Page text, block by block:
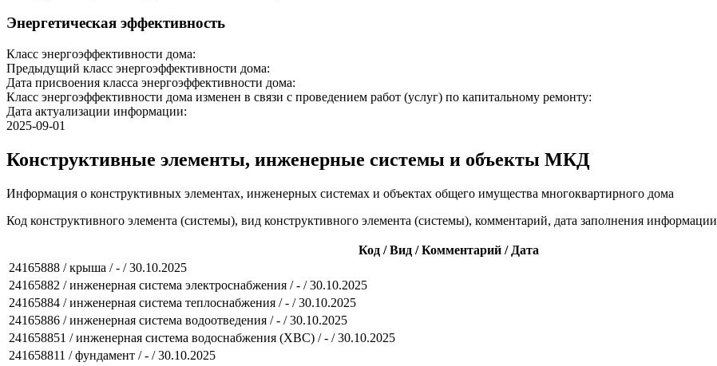
Энергетическая эффективность
Класс энергоэффективности дома:
Предыдущий класс энергоэффективности дома:
Дата присвоения класса энергоэффективности дома:
Класс энергоэффективности дома изменен в связи с проведением работ (услуг) по капитальному ремонту:
Дата актуализации информации:
2025-09-01
Конструктивные элементы, инженерные системы и объекты МКД
Информация о конструктивных элементах, инженерных системах и объектах общего имущества многоквартирного дома
Код конструктивного элемента (системы), вид конструктивного элемента (системы), комментарий, дата заполнения информации
Код / Вид / Комментарий / Дата
24165888 / крыша / - / 30.10.2025
24165882 / инженерная система электроснабжения / - / 30.10.2025
24165884 / инженерная система теплоснабжения / - / 30.10.2025
24165886 / инженерная система водоотведения / - / 30.10.2025
241658851 / инженерная система водоснабжения (ХВС) / - / 30.10.2025
241658811 / фундамент / - / 30.10.2025